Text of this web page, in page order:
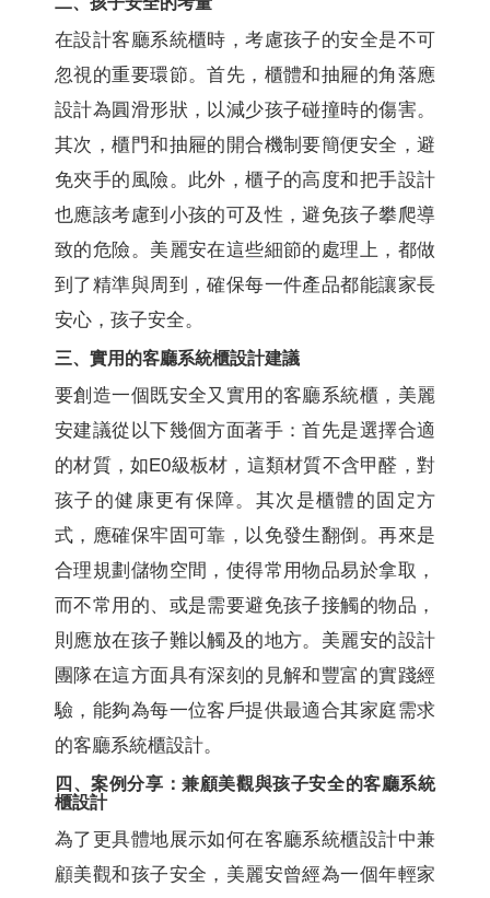
在設計客廳系統櫃時，考慮孩子的安全是不可
忽視的重要環節。首先，櫃體和抽屜的角落應
設計為圓滑形狀，以減少孩子碰撞時的傷害。
其次，櫃門和抽屜的開合機制要簡便安全，避
免夾手的風險。此外，櫃子的高度和把手設計
也應該考慮到小孩的可及性，避免孩子攀爬導
致的危險。美麗安在這些細節的處理上，都做
到了精準與周到，確保每一件產品都能讓家長
安心，孩子安全。
三、實用的客廳系統櫃設計建議
要創造一個既安全又實用的客廳系統櫃，美麗
安建議從以下幾個方面著手：首先是選擇合適
的材質，如E0級板材，這類材質不含甲醛，對
孩子的健康更有保障。其次是櫃體的固定方
式，應確保牢固可靠，以免發生翻倒。再來是
合理規劃儲物空間，使得常用物品易於拿取，
而不常用的、或是需要避免孩子接觸的物品，
則應放在孩子難以觸及的地方。美麗安的設計
團隊在這方面具有深刻的見解和豐富的實踐經
驗，能夠為每一位客戶提供最適合其家庭需求
的客廳系統櫃設計。
四、案例分享：兼顧美觀與孩子安全的客廳系統
櫃設計
為了更具體地展示如何在客廳系統櫃設計中兼
顧美觀和孩子安全，美麗安曾經為一個年輕家